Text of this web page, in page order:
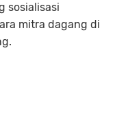
sosialisasi
mitra dagang di